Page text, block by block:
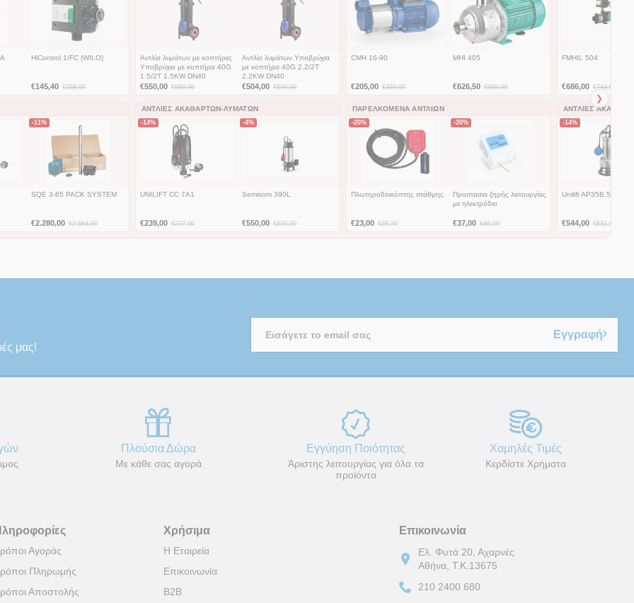
HiControl 1/FC (WILO)
€145,40 €158,00
-11%
SQE 3-65 PACK SYSTEM
€2.280,00 €2.564,00
Αντλία λυμάτων με κοπτήρες
Υποβρύχια με κοπτήρα 40G
1.5/2T 1.5KW DN40
€550,00 €680,00
Αντλία λυμάτων Υποβρύχια
με κοπτήρα 40G 2.2/2T
2.2KW DN40
€504,00 €640,00
ΑΝΤΛΊΕΣ ΑΚΑΘΆΡΤΩΝ-ΛΥΜΆΤΩΝ
-14%
UNILIFT CC 7A1
€239,00 €277,00
-4%
Semisom 390L
€550,00 €570,00
CMH 16-90
€205,00 €330,00
MHI 405
€626,50 €689,00
ΠΑΡΕΛΚΌΜΕΝΑ ΑΝΤΛΙΏΝ
-20%
Πλωτηροδιακόπτης στάθμης
€23,00 €28,70
-20%
Προστασια ξηρής λειτουργίας
με ηλεκτρόδιο
€37,00 €46,00
FMHIL 504
€686,00 €744,00
ΑΝΤΛΊΕΣ
-14%
Unilift
€544,00 €631,00
❯
μας!
Εγγραφή
Πλούσια Δώρα
Με κάθε σας αγορά
Εγγύηση Ποιότητας
Άριστης λειτουργίας για όλα τα
προϊόντα
Χαμηλές Τιμές
Κερδίστε Χρήματα
Αγοράς
Πληρωμής
Αποστολής
Χρήσιμα
Η Εταιρεία
Επικοινωνία
B2B
Επικοινωνία
Ελ. Φυτά 20, Αχαρνές
Αθήνα, Τ.Κ.13675
210 2400 680